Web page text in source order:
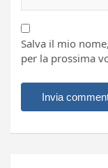
Salva il mio
per la prossima